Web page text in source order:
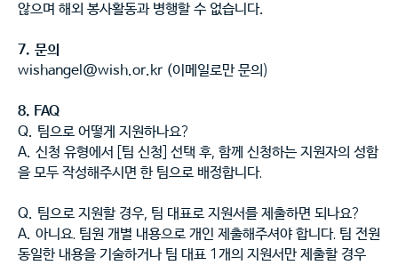
않으며 해외 봉사활동과 병행할 수 없습니다.
7. 문의
wishangel@wish.or.kr (이메일로만 문의 )
8. FAQ
Q. 팀으로 어떻게 지원하나요?
A. 신청 유형에서 [팀 신청] 선택 후, 함께 신청하는 지원자의 성함
을 모두 작성해주시면 한 팀으로 배정합니다.
Q. 팀으로 지원할 경우, 팀 대표로 지원서를 제출하면 되나요?
A. 아니요. 팀원 개별 내용으로 개인 제출해주셔야 합니다. 팀 전원
동일한 내용을 기술하거나 팀 대표 1 개의 지원서만 제출할 경우